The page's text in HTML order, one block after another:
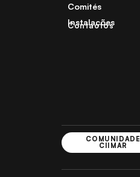
Comités
Instalações
Contactos
COMUNIDADE
CIIMAR